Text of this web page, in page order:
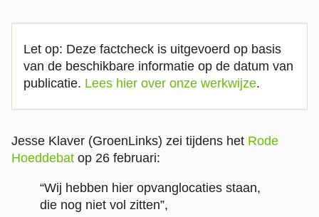
Let op: Deze factcheck is uitgevoerd op basis
van de beschikbare informatie op de datum van
publicatie. Lees hier over onze werkwijze.
Jesse Klaver (GroenLinks) zei tijdens het Rode
Hoeddebat op 26 februari:
“Wij hebben hier opvanglocaties staan,
die nog niet vol zitten”,